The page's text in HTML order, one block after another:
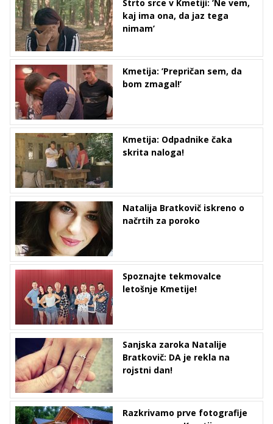
Strto srce v Kmetiji: ’Ne vem,
kaj ima ona, da jaz tega
nimam’
Kmetija: ’Prepričan sem, da
bom zmagal!’
Kmetija: Odpadnike čaka
skrita naloga!
Natalija Bratkovič iskreno o
načrtih za poroko
Spoznajte tekmovalce
letošnje Kmetije!
Sanjska zaroka Natalije
Bratkovič: DA je rekla na
rojstni dan!
Razkrivamo prve fotografije